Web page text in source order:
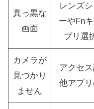
真っ黒な
画面
レンズ
ーやFn
プリ選
カメラが
見つかり
ません
アクセ
他アプ